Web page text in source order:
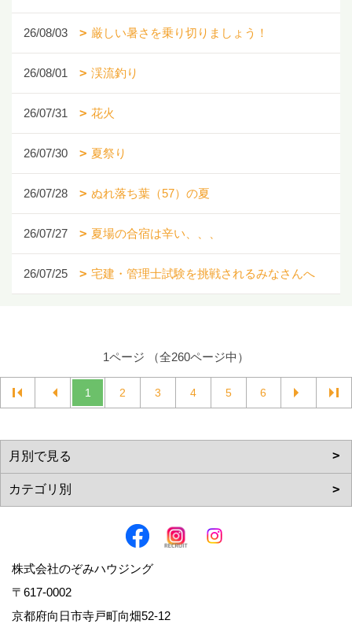
26/08/03 厳しい暑さを乗り切りましょう！
26/08/01 渓流釣り
26/07/31 花火
26/07/30 夏祭り
26/07/28 ぬれ落ち葉（57）の夏
26/07/27 夏場の合宿は辛い、、、
26/07/25 宅建・管理士試験を挑戦されるみなさんへ
1ページ （全260ページ中）
1 2 3 4 5 6
株式会社のぞみハウジング
〒617-0002
京都府向日市寺戸町向畑52-12